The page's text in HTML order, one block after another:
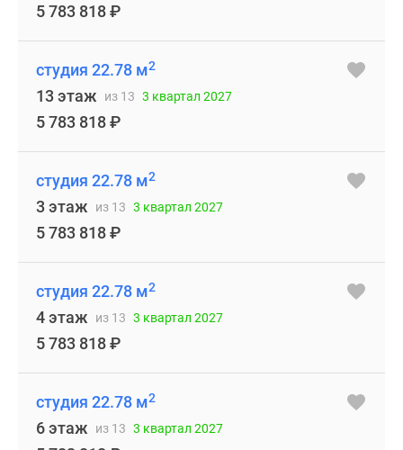
5 783 818₽
студия 22.78 м2
13 этаж из 13 3 квартал 2027
5 783 818₽
студия 22.78 м2
3 этаж из 13 3 квартал 2027
5 783 818₽
студия 22.78 м2
4 этаж из 13 3 квартал 2027
5 783 818₽
студия 22.78 м2
6 этаж из 13 3 квартал 2027